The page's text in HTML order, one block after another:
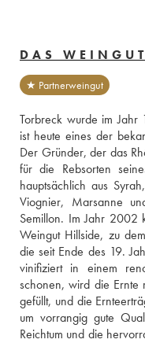
DAS
★ Partnerweingut
Torbreck wurde im
ist heute eines der
Der Gründer, der das
für die Rebsorten
hauptsächlich aus
Viognier, Marsanne
Semillon. Im Jahr 2002
Weingut Hillside, zu
die seit Ende des 19.
vinifiziert in einem
schonen, wird die Ernte
gefüllt, und die
um vorrangig gute
Reichtum und die